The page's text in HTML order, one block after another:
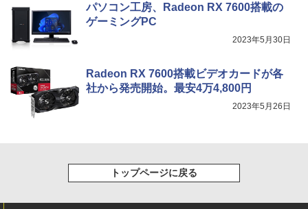
パソコン工房、Radeon RX 7600搭載の
ゲーミングPC
2023年5月30日
Radeon RX 7600搭載ビデオカードが各
社から発売開始。最安4万4,800円
2023年5月26日
トップページに戻る